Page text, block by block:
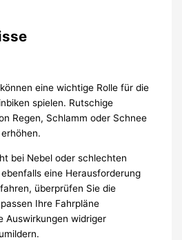
eine wichtige Rolle für die
spielen. Rutschige
Regen, Schlamm oder Schnee
bei Nebel oder schlechten
eine Herausforderung
überprüfen Sie die
Ihre Fahrpläne
Auswirkungen widriger